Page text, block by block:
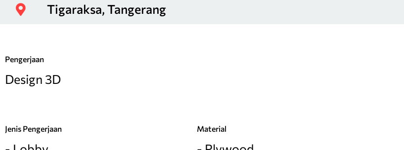
Tigaraksa, Tangerang
Pengerjaan
Design 3D
Jenis Pengerjaan Material